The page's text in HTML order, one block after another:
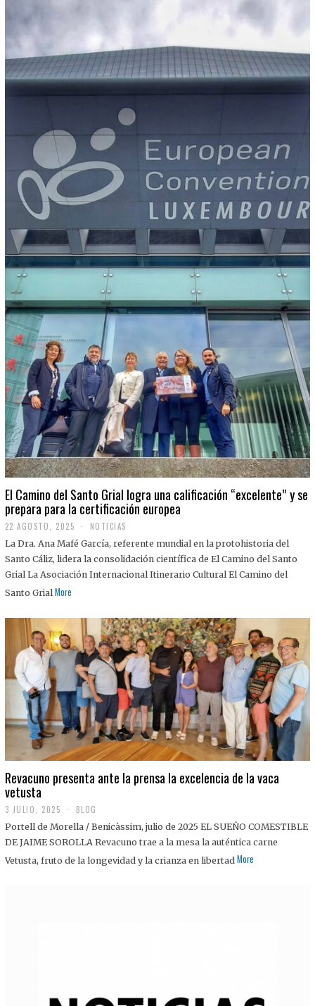
El Camino del Santo Grial logra una calificación “excelente” y se
prepara para la certificación europea
22 AGOSTO, 2025
2
A
G
O
S
2
5
NOTICIAS
La Dra. Ana Mafé García, referente mundial en la protohistoria del
Santo Cáliz, lidera la consolidación científica de El Camino del Santo
Grial La Asociación Internacional Itinerario Cultural El Camino del
Santo Grial More
Revacuno presenta ante la prensa la excelencia de la vaca
vetusta
3 JULIO, 2025
J
U
I
BLOG
Portell de Morella / Benicàssim, julio de 2025 EL SUEÑO COMESTIBLE
DE JAIME SOROLLA Revacuno trae a la mesa la auténtica carne
Vetusta, fruto de la longevidad y la crianza en libertad More